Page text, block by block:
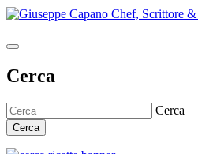
Cerca
Cerca
Cerca